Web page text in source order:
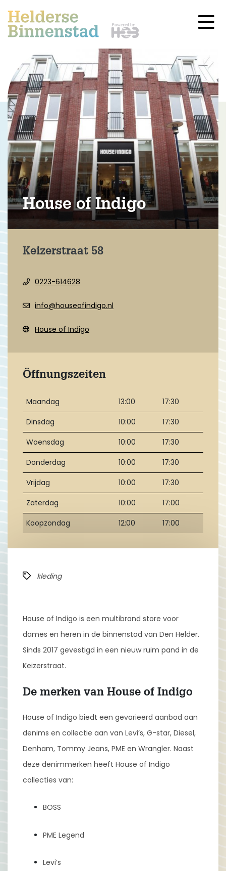
House of Indigo
Keizerstraat 58
0223-614628
info@houseofindigo.nl
House of Indigo
Öffnungszeiten
Maandag 13:00
17:30
Dinsdag
10:00
17:30
Woensdag
10:00
17:30
Donderdag
10:00
17:30
Vrijdag
10:00
17:30
Zaterdag
10:00
17:00
Koopzondag
12:00 17:00
kleding
House of Indigo is een multibrand store voor
dames en heren in de binnenstad van Den Helder.
Sinds 2017 gevestigd in een nieuw ruim pand in de
Keizerstraat.
De merken van House of Indigo
House of Indigo biedt een gevarieerd aanbod aan
denims en collectie aan van Levi’s, G-star, Diesel,
Denham, Tommy Jeans, PME en Wrangler. Naast
deze denimmerken heeft House of Indigo
collecties van:
BOSS
PME Legend
Levi’s